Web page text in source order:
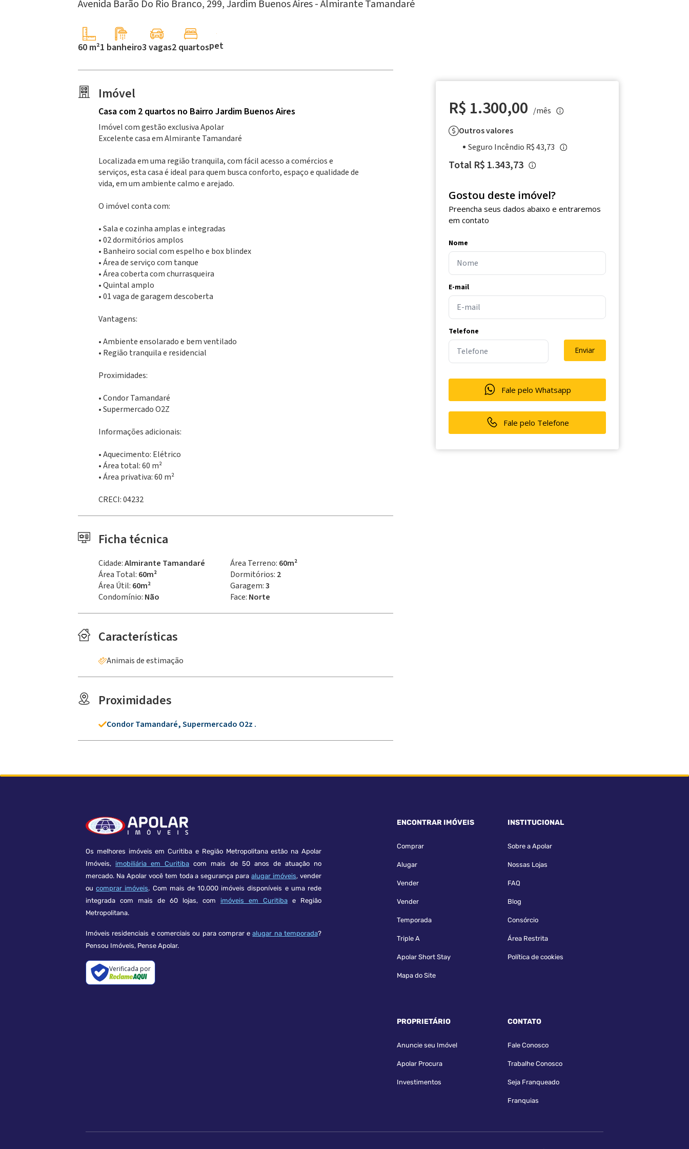
Avenida Barão Do Rio Branco, 299,Jardim Buenos Aires -Almirante Tamandaré
60 m²1 banheiro3 vagas2 quartospet
Imóvel
Casa com 2 quartos no Bairro Jardim Buenos Aires
Imóvel com gestão exclusiva Apolar
Excelente casa em Almirante Tamandaré
Localizada em uma região tranquila, com fácil acesso a comércios e
serviços, esta casa é ideal para quem busca conforto, espaço e qualidade de
vida, em um ambiente calmo e arejado.
O imóvel conta com:
• Sala e cozinha amplas e integradas
• 02 dormitórios amplos
• Banheiro social com espelho e box blindex
• Área de serviço com tanque
• Área coberta com churrasqueira
• Quintal amplo
• 01 vaga de garagem descoberta
Vantagens:
• Ambiente ensolarado e bem ventilado
• Região tranquila e residencial
Proximidades:
• Condor Tamandaré
• Supermercado O2Z
Informações adicionais:
• Aquecimento: Elétrico
• Área total: 60 m²
• Área privativa: 60 m²
CRECI: 04232
Ficha técnica
Cidade:Almirante Tamandaré Área Terreno: 60m²
Área Total: 60m² Dormitórios: 2
Área Útil: 60m² Garagem:3
Condomínio: Não Face: Norte
Características
Animais de estimação
Proximidades
Condor Tamandaré, Supermercado O2z .
R$ 1.300,00 /mês
Outros valores
Seguro Incêndio R$ 43,73
Total R$ 1.343,73
Gostou deste imóvel?
Preencha seus dados abaixo e entraremos
em contato
Nome
E-mail
Telefone
Enviar
Fale pelo Whatsapp
Fale pelo Telefone
Os melhores imóveis em Curitiba e Região Metropolitana estão na Apolar
Imóveis, imobiliária em Curitiba com mais de 50 anos de atuação no
mercado. Na Apolar você tem toda a segurança paraalugar imóveis, vender
oucomprar imóveis. Com mais de 10.000 imóveis disponíveis e uma rede
integrada com mais de 60 lojas, com imóveis em Curitiba e Região
Metropolitana.
Imóveis residenciais e comerciais ou para comprar ealugar na temporada?
Pensou Imóveis, Pense Apolar.
Verificada por
ENCONTRAR IMÓVEIS
Comprar
Alugar
Vender
Vender
Temporada
Triple A
Apolar Short Stay
Mapa do Site
INSTITUCIONAL
Sobre a Apolar
Nossas Lojas
FAQ
Blog
Consórcio
Área Restrita
Política de cookies
PROPRIETÁRIO
Anuncie seu Imóvel
Apolar Procura
Investimentos
CONTATO
Fale Conosco
Trabalhe Conosco
Seja Franqueado
Franquias